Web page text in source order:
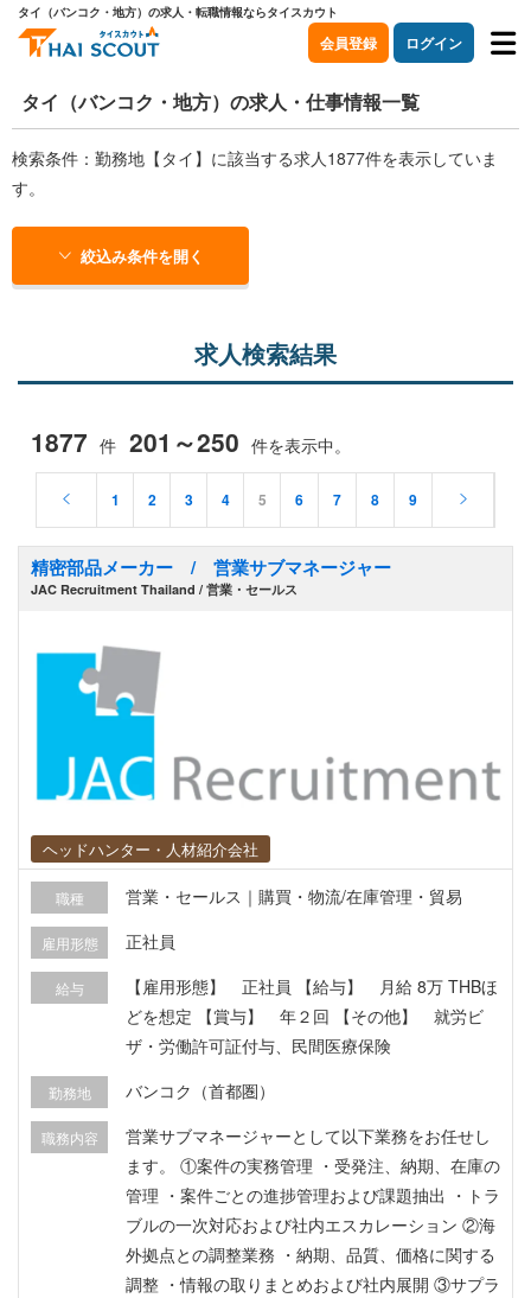
タイ（バンコク・地方）の求人・転職情報ならタイスカウト
会員登録 ログイン
タイ（バンコク・地方）の求人・仕事情報一覧
検索条件：勤務地【タイ】に該当する求人1877件を表示していま
す。
絞込み条件を開く
求人検索結果
1877 件 201～250 件を表示中。
1 2 3 4 5 6 7 8 9
精密部品メーカー / 営業サブマネージャー
JAC Recruitment Thailand / 営業・セールス
ヘッドハンター・人材紹介会社
職種 営業・セールス｜購買・物流/在庫管理・貿易
雇用形態 正社員
給与
【雇用形態】 正社員 【給与】 月給 8万 THBほ
どを想定 【賞与】 年２回 【その他】 就労ビ
ザ・労働許可証付与、民間医療保険
勤務地 バンコク（首都圏）
職務内容
営業サブマネージャーとして以下業務をお任せし
ます。 ①案件の実務管理 ・受発注、納期、在庫の
管理 ・案件ごとの進捗管理および課題抽出 ・トラ
ブルの一次対応および社内エスカレーション ②海
外拠点との調整業務 ・納期、品質、価格に関する
調整 ・情報の取りまとめおよび社内展開 ③サプラ